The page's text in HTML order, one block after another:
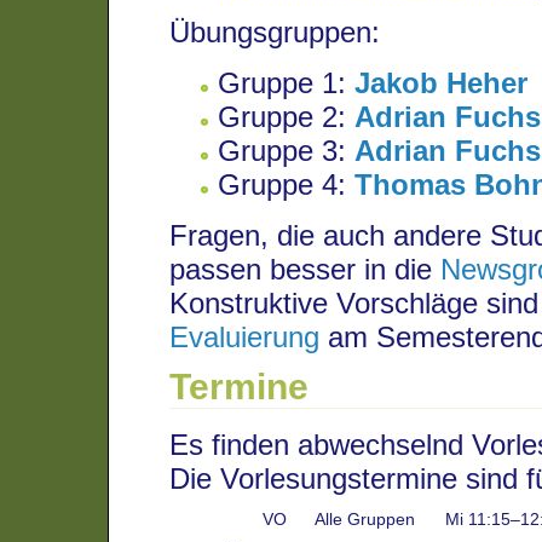
Übungsgruppen:
Gruppe 1: Jakob Heher
Gruppe 2: Adrian Fuchs
Gruppe 3: Adrian Fuchs
Gruppe 4: Thomas
Fragen, die auch andere
passen besser in die
Konstruktive Vorschläge
Evaluierung am
Termine
Es finden abwechselnd
Die Vorlesungstermine sind
VO Alle Gruppen Mi